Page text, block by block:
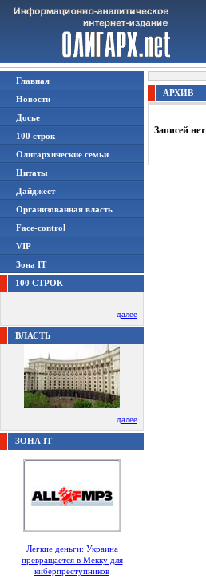
Главная
Новости
Досье
100 строк
Олигархические семьи
Цитаты
Дайджест
Организованная власть
Face-control
VIP
Зона IT
100 СТРОК
далее
ВЛАСТЬ
далее
ЗОНА IT
Легкие деньги: Украина
превращается в Мекку для
киберпреступников
АРХИВ
Записей нет